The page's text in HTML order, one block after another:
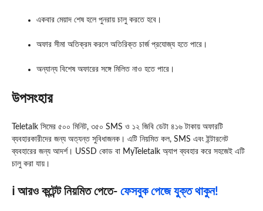
একবার মেয়াদ শেষ হলে পুনরায় চালু করতে হবে।
অফার সীমা অতিক্রম করলে অতিরিক্ত চার্জ প্রযোজ্য হতে পারে।
অন্যান্য বিশেষ অফারের সঙ্গে মিলিত নাও হতে পারে।
উপসংহার
Teletalk সিমের ৫০০ মিনিট, ৩৫০ SMS ও ১২ জিবি ডেটা ৪১৬ টাকায় অফারটি
ব্যবহারকারীদের জন্য অত্যন্ত সুবিধাজনক। এটি নিয়মিত কল, SMS এবং ইন্টারনেট
ব্যবহারের জন্য আদর্শ। USSD কোড বা MyTeletalk অ্যাপ ব্যবহার করে সহজেই এটি
চালু করা যায়।
ℹ️ আরও কন্টেন্ট নিয়মিত পেতে- ফেসবুক পেজে যুক্ত থাকুন!